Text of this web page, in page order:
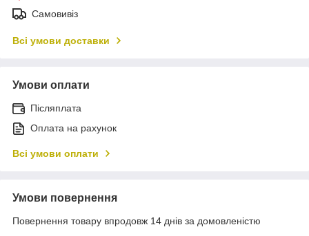
Самовивіз
Всі умови доставки
Умови оплати
Післяплата
Оплата на рахунок
Всі умови оплати
Умови повернення
Повернення товару впродовж 14 днів за домовленістю